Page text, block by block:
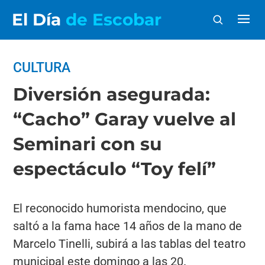
El Día de Escobar
CULTURA
Diversión asegurada:
“Cacho” Garay vuelve al
Seminari con su
espectáculo “Toy felí”
El reconocido humorista mendocino, que
saltó a la fama hace 14 años de la mano de
Marcelo Tinelli, subirá a las tablas del teatro
municipal este domingo a las 20.